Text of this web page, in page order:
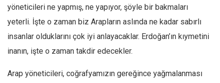
yöneticileri ne yapmış, ne yapıyor, şöyle bir bakmaları
yeterli. İşte o zaman biz Arapların aslında ne kadar sabırlı
insanlar olduklarını çok iyi anlayacaklar. Erdoğan’ın kıymetini
inanın, işte o zaman takdir edecekler.
Arap yöneticileri, coğrafyamızın gereğince yağmalanması